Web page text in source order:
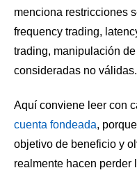
menciona restricciones
frequency trading,
trading, manipulación
consideradas no válidas.
Aquí conviene leer con
cuenta fondeada,
objetivo de beneficio y
realmente hacen perder